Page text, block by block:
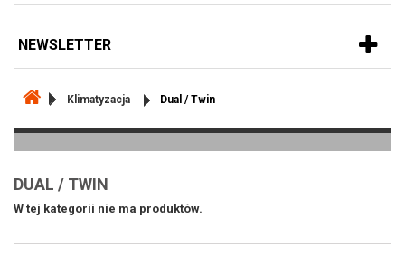
NEWSLETTER
Klimatyzacja Dual / Twin
DUAL / TWIN
W tej kategorii nie ma produktów.